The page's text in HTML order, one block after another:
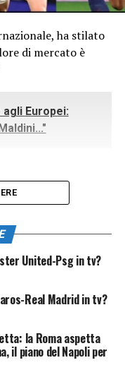
ha stilato
di mercato è
Europei:
United-Psg in tv?
Real Madrid in tv?
la Roma aspetta
il piano del Napoli per